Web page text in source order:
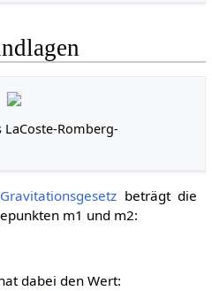
Romberg-
beträgt die
m1 und m2:
dabei den Wert: